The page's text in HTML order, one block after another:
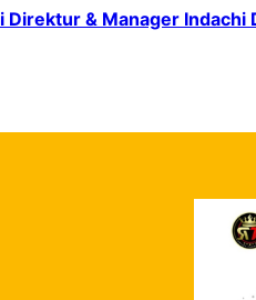
Direktur & Manager Indachi